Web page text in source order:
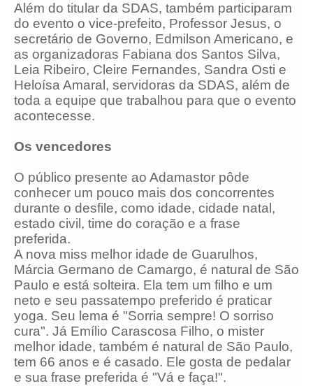
Além do titular da SDAS, também participaram
do evento o vice-prefeito, Professor Jesus, o
secretário de Governo, Edmilson Americano, e
as organizadoras Fabiana dos Santos Silva,
Leia Ribeiro, Cleire Fernandes, Sandra Osti e
Heloísa Amaral, servidoras da SDAS, além de
toda a equipe que trabalhou para que o evento
acontecesse.
Os vencedores
O público presente ao Adamastor pôde
conhecer um pouco mais dos concorrentes
durante o desfile, como idade, cidade natal,
estado civil, time do coração e a frase
preferida.
A nova miss melhor idade de Guarulhos,
Márcia Germano de Camargo, é natural de São
Paulo e está solteira. Ela tem um filho e um
neto e seu passatempo preferido é praticar
yoga. Seu lema é "Sorria sempre! O sorriso
cura". Já Emílio Carascosa Filho, o mister
melhor idade, também é natural de São Paulo,
tem 66 anos e é casado. Ele gosta de pedalar
e sua frase preferida é "Vá e faça!".